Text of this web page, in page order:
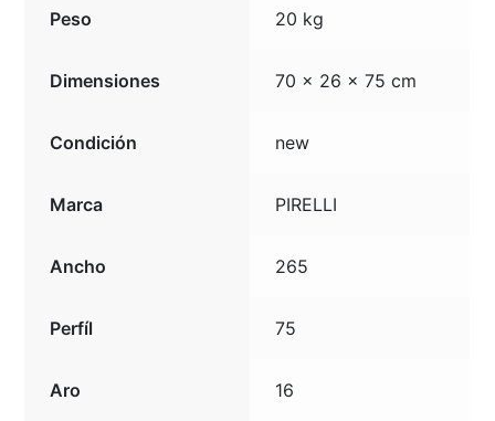
Peso 20 kg
Dimensiones 70 × 26 × 75 cm
Condición new
Marca PIRELLI
Ancho 265
Perfíl 75
Aro 16